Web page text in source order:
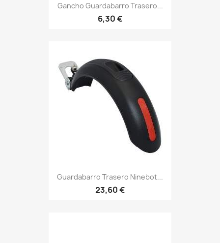
Gancho Guardabarro Trasero...
6,30 €
Guardabarro Trasero Ninebot...
23,60 €